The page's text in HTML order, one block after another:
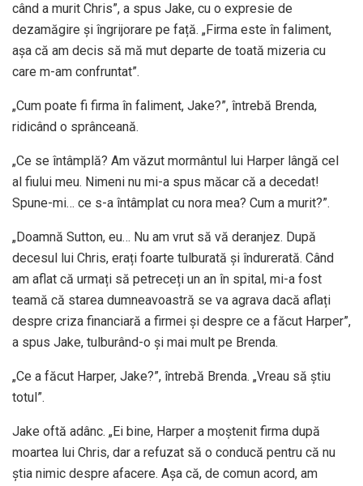
când a murit Chris”, a spus Jake, cu o expresie de
dezamăgire și îngrijorare pe față. „Firma este în faliment,
așa că am decis să mă mut departe de toată mizeria cu
care m-am confruntat”.
„Cum poate fi firma în faliment, Jake?”, întrebă Brenda,
ridicând o sprânceană.
„Ce se întâmplă? Am văzut mormântul lui Harper lângă cel
al fiului meu. Nimeni nu mi-a spus măcar că a decedat!
Spune-mi… ce s-a întâmplat cu nora mea? Cum a murit?”.
„Doamnă Sutton, eu… Nu am vrut să vă deranjez. După
decesul lui Chris, erați foarte tulburată și îndurerată. Când
am aflat că urmați să petreceți un an în spital, mi-a fost
teamă că starea dumneavoastră se va agrava dacă aflați
despre criza financiară a firmei și despre ce a făcut Harper”,
a spus Jake, tulburând-o și mai mult pe Brenda.
„Ce a făcut Harper, Jake?”, întrebă Brenda. „Vreau să știu
totul”.
Jake oftă adânc. „Ei bine, Harper a moștenit firma după
moartea lui Chris, dar a refuzat să o conducă pentru că nu
știa nimic despre afacere. Așa că, de comun acord, am